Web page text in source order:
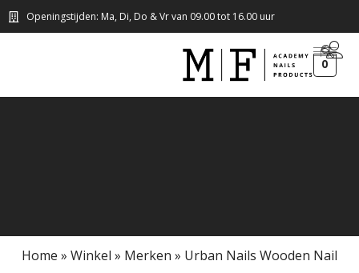
Openingstijden: Ma, Di, Do & Vr van 09.00 tot 16.00 uur
0
Home » Winkel » Merken » Urban Nails Wooden Nail